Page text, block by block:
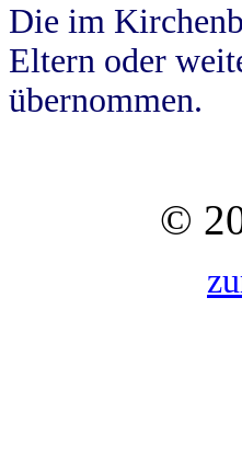
Die im
Eltern oder
übernommen.
©